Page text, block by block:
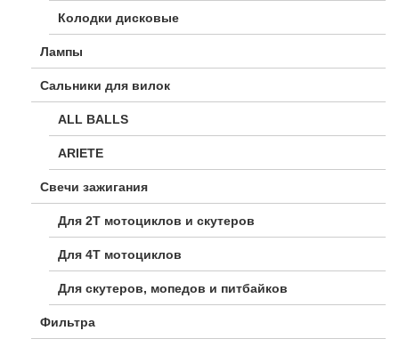
Колодки дисковые
Лампы
Сальники для вилок
ALL BALLS
ARIETE
Свечи зажигания
Для 2Т мотоциклов и скутеров
Для 4Т мотоциклов
Для скутеров, мопедов и питбайков
Фильтра